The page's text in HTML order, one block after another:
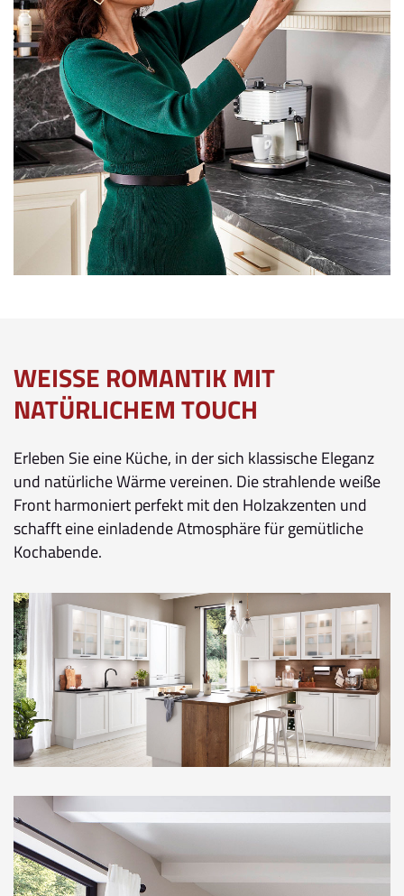
WEISSE ROMANTIK MIT N
ATÜRLICHEM TOUCH
Erleben Sie eine Küche, in der sich klassische Eleganz
und natürliche Wärme vereinen. Die strahlende weiße
Front harmoniert perfekt mit den Holzakzenten und
schafft eine einladende Atmosphäre für gemütliche
Kochabende.